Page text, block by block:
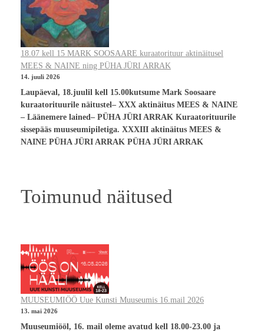
18.07 kell 15 MARK SOOSAARE kuraatorituur aktinäitusel
MEES & NAINE ning PÜHA JÜRI ARRAK
14. juuli 2026
Laupäeval, 18.juulil kell 15.00kutsume Mark Soosaare
kuraatorituurile näitustel– XXX aktinäitus MEES & NAINE
– Läänemere lained– PÜHA JÜRI ARRAK Kuraatorituurile
sissepääs muuseumipiletiga. XXXIII aktinäitus MEES &
NAINE PÜHA JÜRI ARRAK PÜHA JÜRI ARRAK
Toimunud näitused
MUUSEUMIÖÖ Uue Kunsti Muuseumis 16.mail 2026
13. mai 2026
Muuseumiööl, 16. mail oleme avatud kell 18.00-23.00 ja